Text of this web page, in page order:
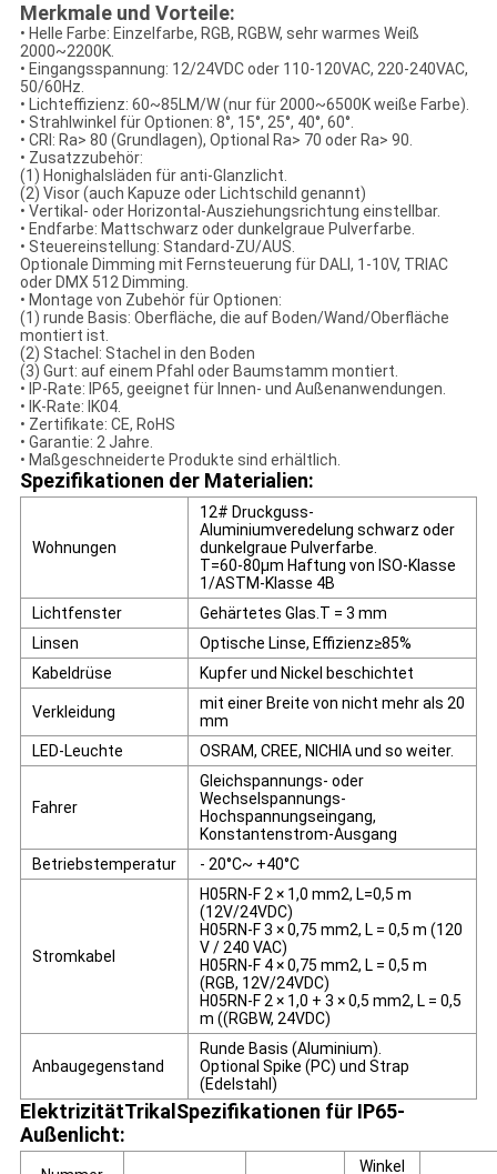
Merkmale und Vorteile:
• Helle Farbe: Einzelfarbe, RGB, RGBW, sehr warmes Weiß
2000~2200K.
• Eingangsspannung: 12/24VDC oder 110-120VAC, 220-240VAC,
50/60Hz.
• Lichteffizienz: 60~85LM/W (nur für 2000~6500K weiße Farbe).
• Strahlwinkel für Optionen: 8°, 15°, 25°, 40°, 60°.
• CRI: Ra> 80 (Grundlagen), Optional Ra> 70 oder Ra> 90.
• Zusatzzubehör:
(1) Honighalsläden für anti-Glanzlicht.
(2) Visor (auch Kapuze oder Lichtschild genannt)
• Vertikal- oder Horizontal-Ausziehungsrichtung einstellbar.
• Endfarbe: Mattschwarz oder dunkelgraue Pulverfarbe.
• Steuereinstellung: Standard-ZU/AUS.
Optionale Dimming mit Fernsteuerung für DALI, 1-10V, TRIAC
oder DMX 512 Dimming.
• Montage von Zubehör für Optionen:
(1) runde Basis: Oberfläche, die auf Boden/Wand/Oberfläche
montiert ist.
(2) Stachel: Stachel in den Boden
(3) Gurt: auf einem Pfahl oder Baumstamm montiert.
• IP-Rate: IP65, geeignet für Innen- und Außenanwendungen.
• IK-Rate: IK04.
• Zertifikate: CE, RoHS
• Garantie: 2 Jahre.
• Maßgeschneiderte Produkte sind erhältlich.
Spezifikationen der Materialien:
Wohnungen
12# Druckguss-
Aluminiumveredelung schwarz oder
dunkelgraue Pulverfarbe.
T=60-80μm Haftung von ISO-Klasse
1/ASTM-Klasse 4B
Lichtfenster
Gehärtetes Glas.T = 3 mm
Linsen
Optische Linse, Effizienz≥85%
Kabeldrüse
Kupfer und Nickel beschichtet
Verkleidung
mit einer Breite von nicht mehr als 20
mm
LED-Leuchte
OSRAM, CREE, NICHIA und so weiter.
Fahrer
Gleichspannungs- oder
Wechselspannungs-
Hochspannungseingang,
Konstantenstrom-Ausgang
Betriebstemperatur
- 20°C~ +40°C
Stromkabel
H05RN-F 2 × 1,0 mm2, L=0,5 m
(12V/24VDC)
H05RN-F 3 × 0,75 mm2, L = 0,5 m (120
V / 240 VAC)
H05RN-F 4 × 0,75 mm2, L = 0,5 m
(RGB, 12V/24VDC)
H05RN-F 2 × 1,0 + 3 × 0,5 mm2, L = 0,5
m ((RGBW, 24VDC)
Anbaugegenstand
Runde Basis (Aluminium).
Optional Spike (PC) und Strap
(Edelstahl)
ElektrizitätTrikal Spezifikationen für IP65-
Außenlicht:
Winkel